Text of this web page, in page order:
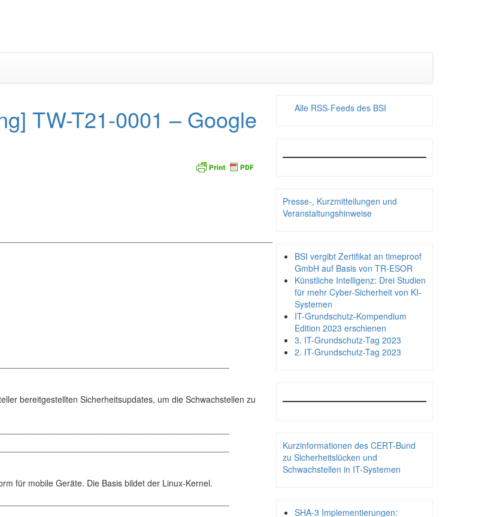
TW-T21-0001 – Google
bereitgestellten Sicherheitsupdates, um die Schwachstellen zu
für mobile Geräte. Die Basis bildet der Linux-Kernel.
Alle RSS-Feeds des BSI
Presse-, Kurzmitteilungen und
Veranstaltungshinweise
BSI vergibt Zertifikat an timeproof
GmbH auf Basis von TR-ESOR
Künstliche Intelligenz: Drei Studien
für mehr Cyber-Sicherheit von KI-
Systemen
IT-Grundschutz-Kompendium
Edition 2023 erschienen
3. IT-Grundschutz-Tag 2023
2. IT-Grundschutz-Tag 2023
Kurzinformationen des CERT-Bund
zu Sicherheitslücken und
Schwachstellen in IT-Systemen
SHA-3 Implementierungen: